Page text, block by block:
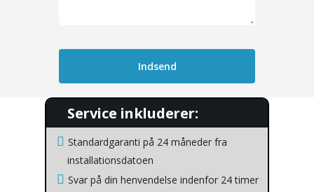
Service inkluderer:
Standardgaranti på 24 måneder fra
installationsdatoen
Svar på din henvendelse indenfor 24 timer